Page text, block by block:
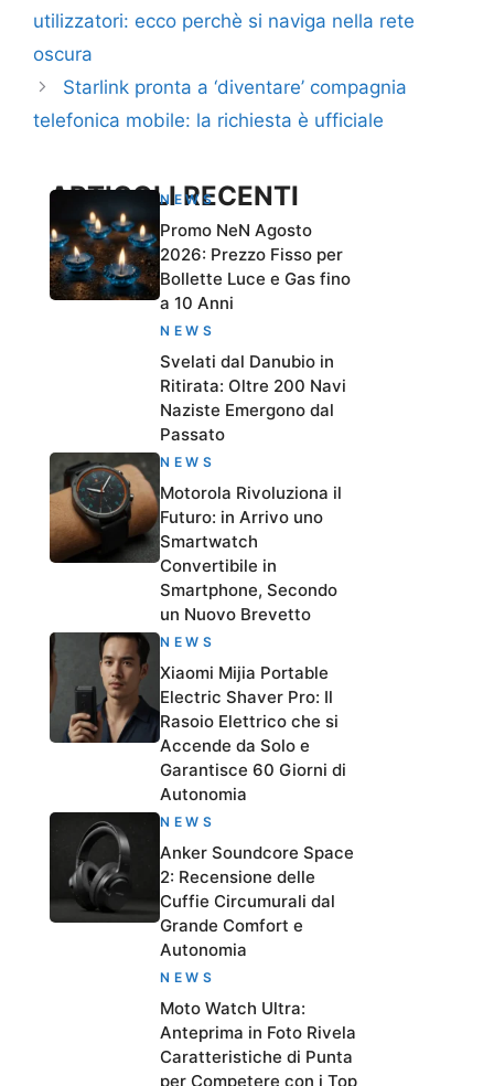
utilizzatori: ecco perchè si naviga nella rete
oscura
Starlink pronta a ‘diventare’ compagnia
telefonica mobile: la richiesta è ufficiale
ARTICOLI RECENTI
NEWS
Promo NeN Agosto
2026: Prezzo Fisso per
Bollette Luce e Gas fino
a 10 Anni
NEWS
Svelati dal Danubio in
Ritirata: Oltre 200 Navi
Naziste Emergono dal
Passato
NEWS
Motorola Rivoluziona il
Futuro: in Arrivo uno
Smartwatch
Convertibile in
Smartphone, Secondo
un Nuovo Brevetto
NEWS
Xiaomi Mijia Portable
Electric Shaver Pro: Il
Rasoio Elettrico che si
Accende da Solo e
Garantisce 60 Giorni di
Autonomia
NEWS
Anker Soundcore Space
2: Recensione delle
Cuffie Circumurali dal
Grande Comfort e
Autonomia
NEWS
Moto Watch Ultra:
Anteprima in Foto Rivela
Caratteristiche di Punta
per Competere con i Top